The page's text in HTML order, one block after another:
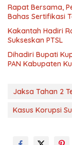
Rapat Bersama,
Bahas Sertifikasi
Kakantah Hadiri
Sukseskan PTSL
Dihadiri Bupati
PAN Kabupaten
Jaksa Tahan 2
Kasus Korupsi